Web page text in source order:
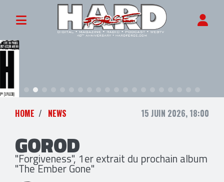
HOME NEWS 15 JUIN 2026, 18:00
GOROD
"Forgiveness", 1er extrait du prochain album
"The Ember Gone"